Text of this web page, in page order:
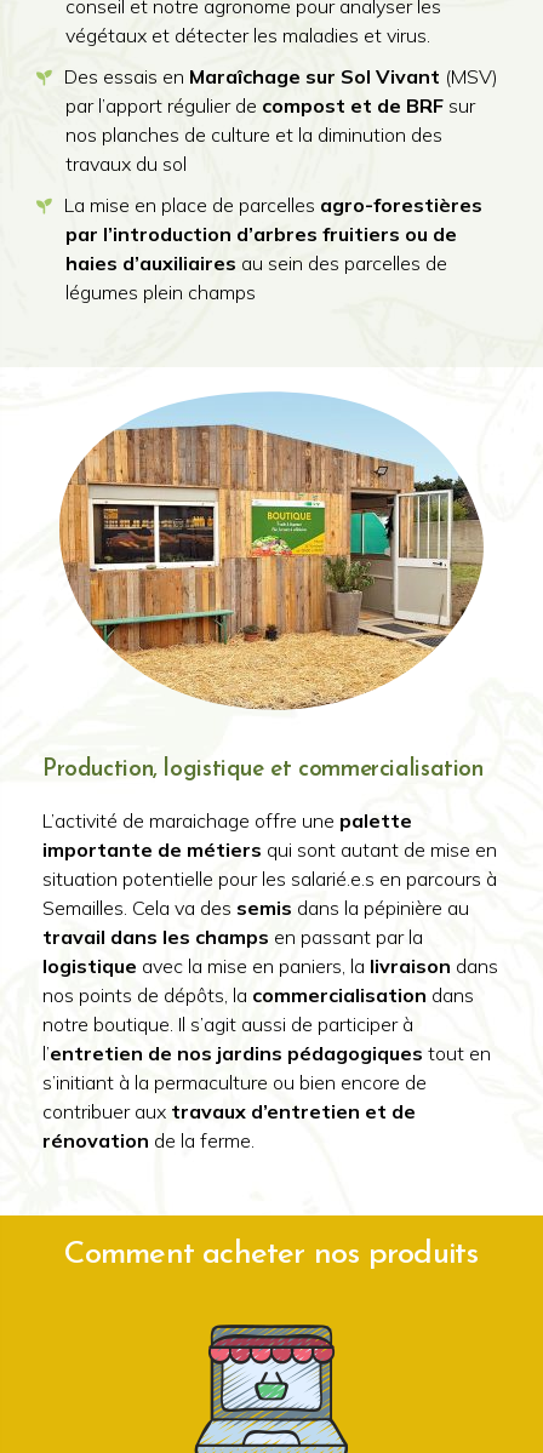
conseil et notre agronome pour analyser les
végétaux et détecter les maladies et virus.
Des essais en Maraîchage sur Sol Vivant (MSV)
par l’apport régulier de compost et de BRF sur
nos planches de culture et la diminution des
travaux du sol
La mise en place de parcelles agro-forestières
par l’introduction d’arbres fruitiers ou de
haies d’auxiliaires au sein des parcelles de
légumes plein champs
Production, logistique et commercialisation
L’activité de maraichage offre une palette
importante de métiers qui sont autant de mise en
situation potentielle pour les salarié.e.s en parcours à
Semailles. Cela va des semis dans la pépinière au
travail dans les champs en passant par la
logistique avec la mise en paniers, la livraison dans
nos points de dépôts, la commercialisation dans
notre boutique. Il s’agit aussi de participer à
l’entretien de nos jardins pédagogiques tout en
s’initiant à la permaculture ou bien encore de
contribuer aux travaux d’entretien et de
rénovation de la ferme.
Comment acheter nos produits